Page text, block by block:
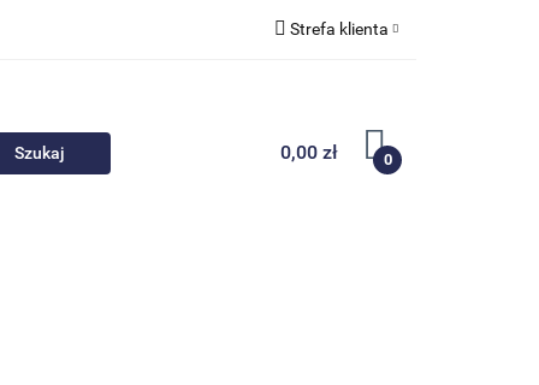
Strefa klienta
Zarejestruj się
Dodaj zgłoszenie
0,00 zł 0